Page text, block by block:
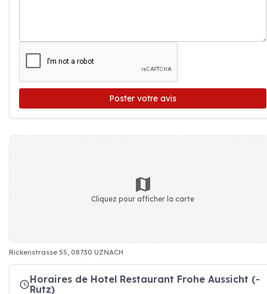
Poster votre avis
Cliquez pour afficher la carte
Rickenstrasse 55, 08730 UZNACH
Horaires de Hotel Restaurant Frohe Aussicht (-
Rutz)